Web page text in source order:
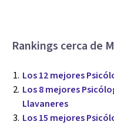
Rankings cerca de
Los 12 mejores
Los 8 mejores
Llavaneres
Los 15 mejores